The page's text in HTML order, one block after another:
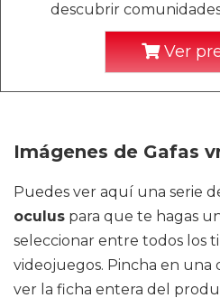
descubrir
Ver
Imágenes de Gafas
Puedes ver aquí una serie
oculus para que te hagas
seleccionar entre todos los
videojuegos. Pincha en una
ver la ficha entera del